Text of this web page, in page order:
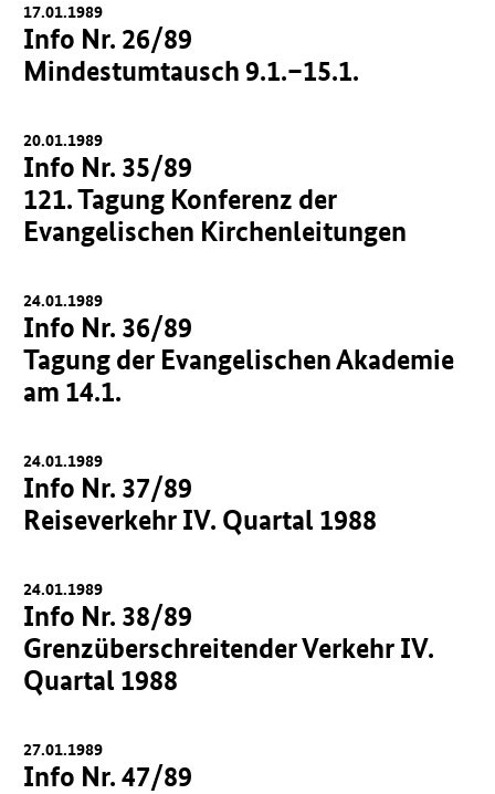
17.01.1989
Info Nr. 26/89
Mindestumtausch 9.1.–15.1.
20.01.1989
Info Nr. 35/89
121. Tagung Konferenz der
Evangelischen Kirchenleitungen
24.01.1989
Info Nr. 36/89
Tagung der Evangelischen Akademie
am 14.1.
24.01.1989
Info Nr. 37/89
Reiseverkehr IV. Quartal 1988
24.01.1989
Info Nr. 38/89
Grenzüberschreitender Verkehr IV.
Quartal 1988
27.01.1989
Info Nr. 47/89